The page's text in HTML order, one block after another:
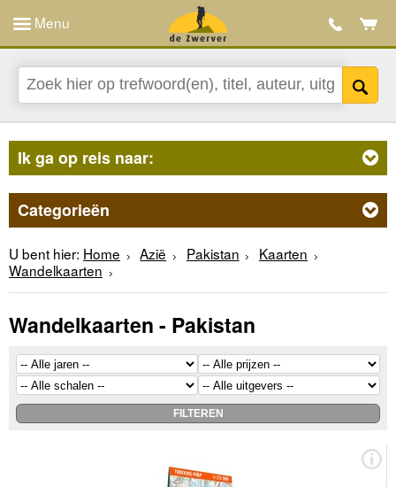
Menu
Ik ga op reis naar:
Categorieën
U bent hier: Home Azië Pakistan
Kaarten
Wandelkaarten
Wandelkaarten - Pakistan